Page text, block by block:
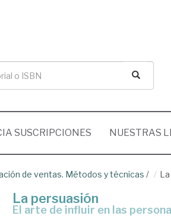
SUSCRIPCIONES NUESTRAS
de ventas. Métodos y técnicas /
La persuasión
el arte de influir en las